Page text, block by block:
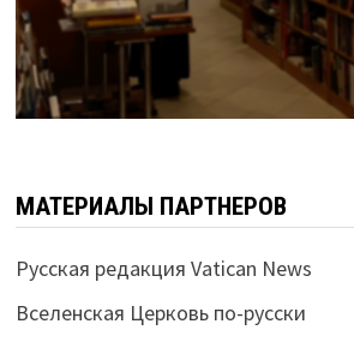
МАТЕРИАЛЫ ПАРТНЕРОВ
Русская редакция Vatican News
Вселенская Церковь по-русски